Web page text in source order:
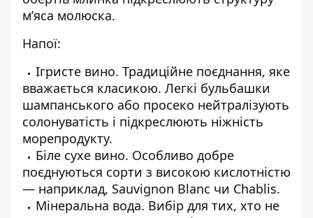
м’яса молюска.
Напої:
Ігристе вино. Традиційне поєднання, яке
вважається класикою. Легкі бульбашки
шампанського або просеко нейтралізують
солонуватість і підкреслюють ніжність
морепродукту.
Біле сухе вино. Особливо добре
поєднуються сорти з високою кислотністю
— наприклад, Sauvignon Blanc чи Chablis.
Мінеральна вода. Вибір для тих, хто не